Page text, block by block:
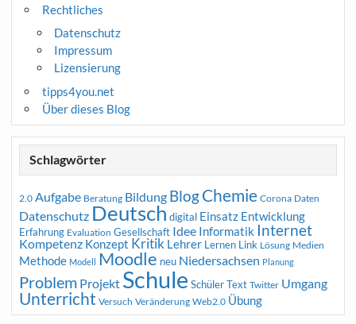
Rechtliches
Datenschutz
Impressum
Lizensierung
tipps4you.net
Über dieses Blog
Schlagwörter
2.0 Aufgabe Beratung Bildung BlogChemie Corona Daten
Datenschutz Deutsch digital Einsatz Entwicklung
Erfahrung Evaluation Gesellschaft Idee Informatik Internet
Kompetenz Konzept Kritik Lehrer Lernen Link Lösung Medien
Methode Modell Moodle neu Niedersachsen Planung
Problem Projekt Schule Schüler Text Twitter Umgang
Unterricht Versuch Veränderung Web2.0 Übung